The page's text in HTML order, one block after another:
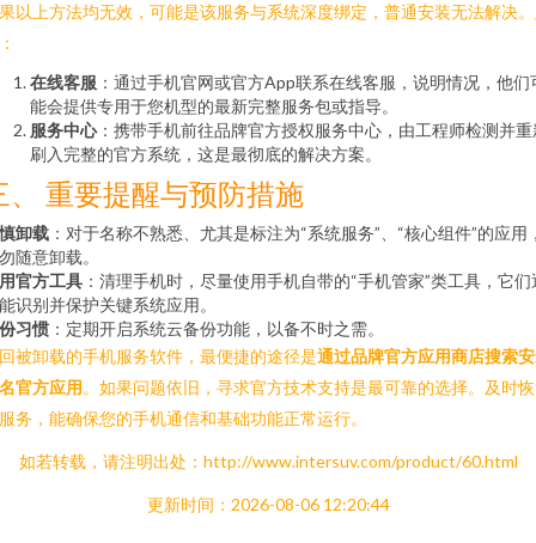
以上方法均无效，可能是该服务与系统深度绑定，普通安装无法解决
在线客服 ：通过手机官网或官方App联系在线客服，说明情况，他们
能会提供专用于您机型的最新完整服务包或指导。
服务中心：携带手机前往品牌官方授权服务中心，由工程师检测并重
刷入完整的官方系统，这是最彻底的解决方案。
、 重要提醒与预防措施
卸载 ：对于名称不熟悉、尤其是标注为“系统服务”、“核心组件”的应用
随意卸载。
官方工具 ：清理手机时，尽量使用手机自带的“手机管家”类工具，它们
识别并保护关键系统应用。
习惯 ：定期开启系统云备份功能，以备不时之需。
被卸载的手机服务软件，最便捷的途径是通过品牌官方应用商店搜索
官方应用。如果问题依旧，寻求官方技术支持是最可靠的选择。及时
务，能确保您的手机通信和基础功能正常运行。
如若转载，请注明出处：http://www.intersuv.com/product/60.html
更新时间：2026-08-06 12:20:44